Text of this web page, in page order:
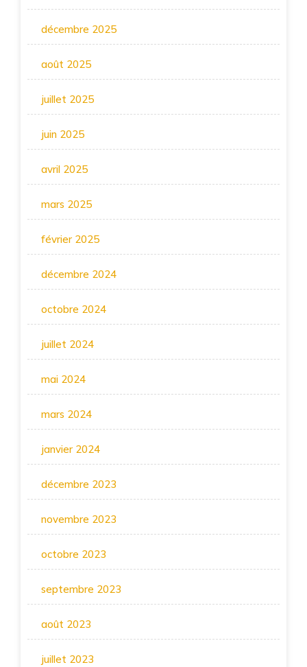
décembre 2025
août 2025
juillet 2025
juin 2025
avril 2025
mars 2025
février 2025
décembre 2024
octobre 2024
juillet 2024
mai 2024
mars 2024
janvier 2024
décembre 2023
novembre 2023
octobre 2023
septembre 2023
août 2023
juillet 2023